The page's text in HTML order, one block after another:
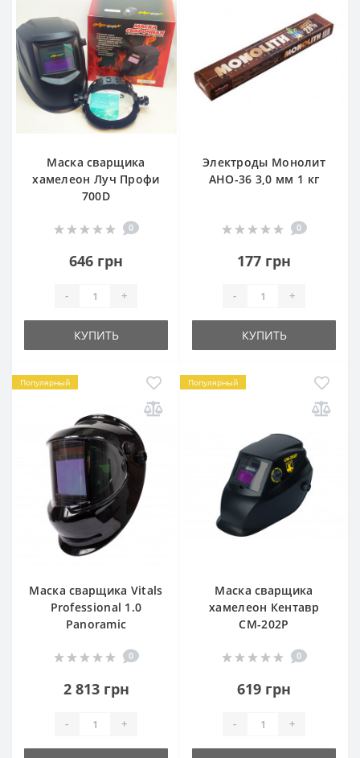
Маска сварщика
хамелеон Луч Профи
700D
0
646 грн
- +
КУПИТЬ
Электроды Монолит
АНО-36 3,0 мм 1 кг
0
177 грн
- +
КУПИТЬ
Популярный
Маска сварщика Vitals
Professional 1.0
Panoramic
0
2 813 грн
- +
Популярный
Маска сварщика
хамелеон Кентавр
СМ-202Р
0
619 грн
- +